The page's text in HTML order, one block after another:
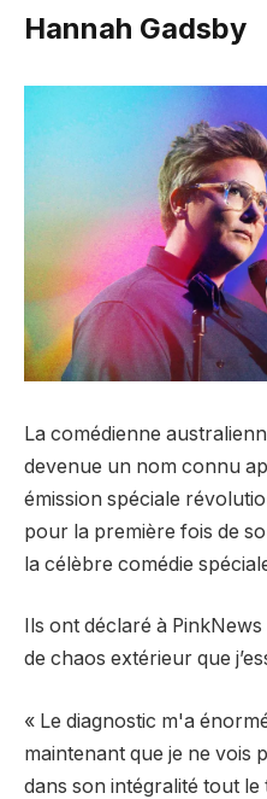
Hannah Gadsby
La comédienne
devenue un nom connu
émission spéciale
pour la première fois de
la célèbre comédie
Ils ont déclaré à
de chaos extérieur que
« Le diagnostic m'a
maintenant que je ne vois
dans son intégralité tout le